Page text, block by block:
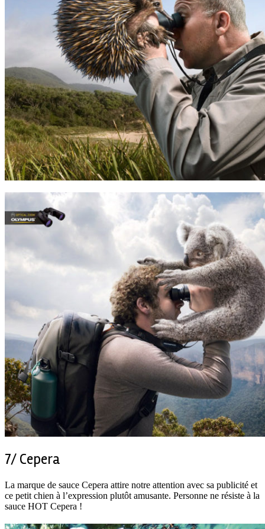
7/ Cepera
La marque de sauce Cepera attire notre attention avec sa publicité et
ce petit chien à l’expression plutôt amusante. Personne ne résiste à la
sauce HOT Cepera !